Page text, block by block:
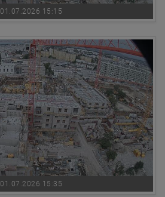
01.07.2026 15:15
01.07.2026 15:35